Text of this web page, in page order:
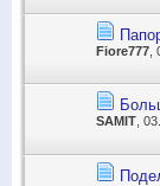
Fiore777
SAMIT,